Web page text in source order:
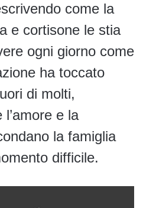
come la
e cortisone le stia
ogni giorno come
ha toccato
di molti,
e la
la famiglia
difficile.